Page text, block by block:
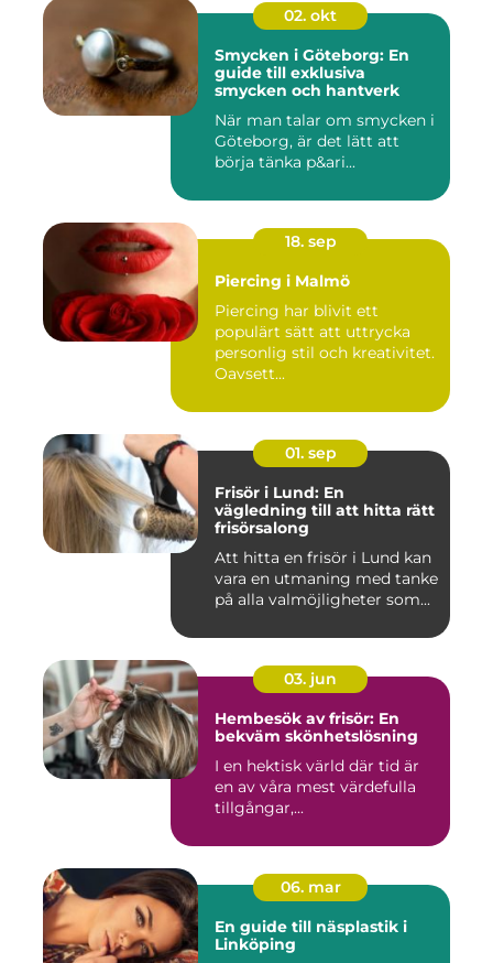
02. okt
Smycken i Göteborg: En
guide till exklusiva
smycken och hantverk
När man talar om smycken i
Göteborg, är det lätt att
börja tänka p&ari...
18. sep
Piercing i Malmö
Piercing har blivit ett
populärt sätt att uttrycka
personlig stil och kreativitet.
Oavsett...
01. sep
Frisör i Lund: En
vägledning till att hitta rätt
frisörsalong
Att hitta en frisör i Lund kan
vara en utmaning med tanke
på alla valmöjligheter som...
03. jun
Hembesök av frisör: En
bekväm skönhetslösning
I en hektisk värld där tid är
en av våra mest värdefulla
tillgångar,...
06. mar
En guide till näsplastik i
Linköping